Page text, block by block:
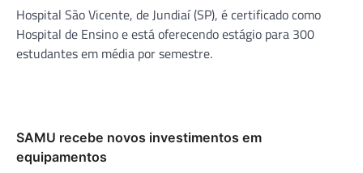
Hospital São Vicente, de Jundiaí (SP), é certificado como
Hospital de Ensino e está oferecendo estágio para 300
estudantes em média por semestre.
SAMU recebe novos investimentos em
equipamentos